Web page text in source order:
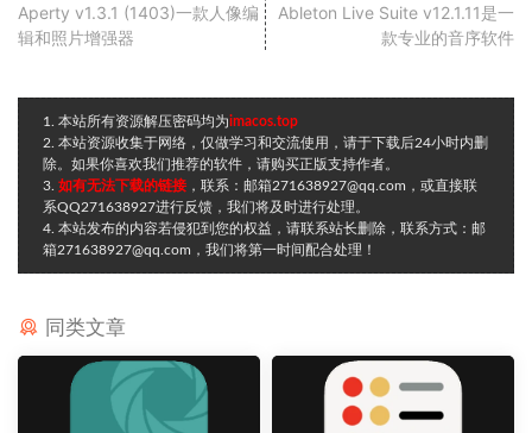
Aperty v1.3.1 (1403)一款人像编
辑和照片增强器
Ableton Live Suite v12.1.11是一
款专业的音序软件
1. 本站所有资源解压密码均为imacos.top
2. 本站资源收集于网络，仅做学习和交流使用，请于下载后24小时内删
除。如果你喜欢我们推荐的软件，请购买正版支持作者。
3. 如有无法下载的链接 ，联系：邮箱271638927@qq.com，或直接联
系QQ271638927进行反馈，我们将及时进行处理。
4. 本站发布的内容若侵犯到您的权益，请联系站长删除，联系方式：邮
箱271638927@qq.com，我们将第一时间配合处理！
同类文章